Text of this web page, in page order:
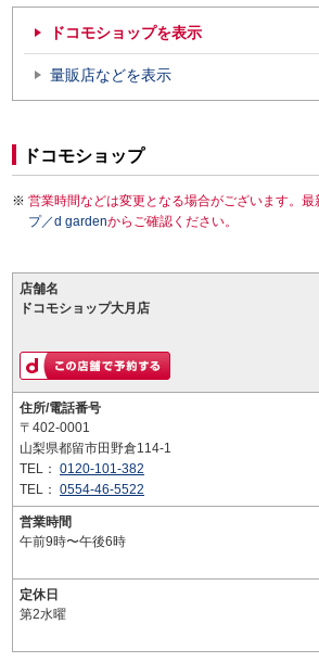
ドコモショップを表示
量販店などを表示
ドコモショップ
営業時間などは変更となる場合がございます。最
プ／d gardenからご確認ください。
店舗名
ドコモショップ大月店
住所/電話番号
〒402-0001
山梨県都留市田野倉114-1
TEL： 0120-101-382
TEL： 0554-46-5522
営業時間
午前9時〜午後6時
定休日
第2水曜